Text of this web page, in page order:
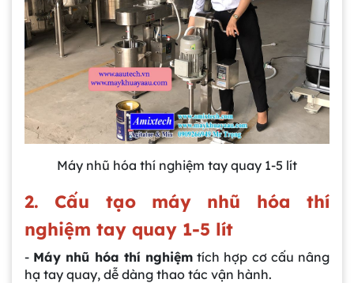
Máy nhũ hóa thí nghiệm tay quay 1-5 lít
2. Cấu tạo máy nhũ hóa thí
nghiệm tay quay 1-5 lít
- Máy nhũ hóa thí nghiệm tích hợp cơ cấu nâng
hạ tay quay, dễ dàng thao tác vận hành.